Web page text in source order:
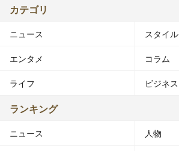
カテゴリ
ニュース スタイル
エンタメ コラム
ライフ ビジネス
ランキング
ニュース 人物